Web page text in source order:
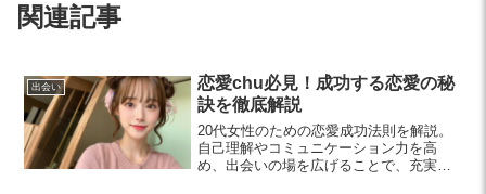
関連記事
出会い
恋愛chu必見！成功する恋愛の秘
訣を徹底解説
20代女性のための恋愛成功法則を解説。
自己理解やコミュニケーション力を高
め、出会いの場を広げることで、充実し